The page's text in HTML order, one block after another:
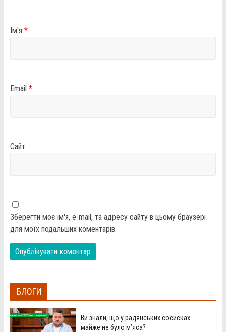
Ім'я *
Email *
Сайт
Зберегти моє ім'я, e-mail, та адресу сайту в цьому браузері
для моїх подальших коментарів.
БЛОГИ
Ви знали, що у радянських сосисках
майже не було м’яса?